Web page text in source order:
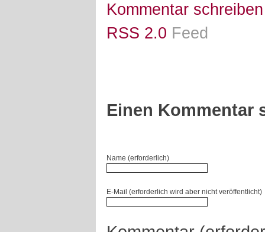
Kommentar schreiben
RSS 2.0 Feed
Einen Kommentar
Name (erforderlich)
E-Mail (erforderlich wird aber nicht veröffentlicht)